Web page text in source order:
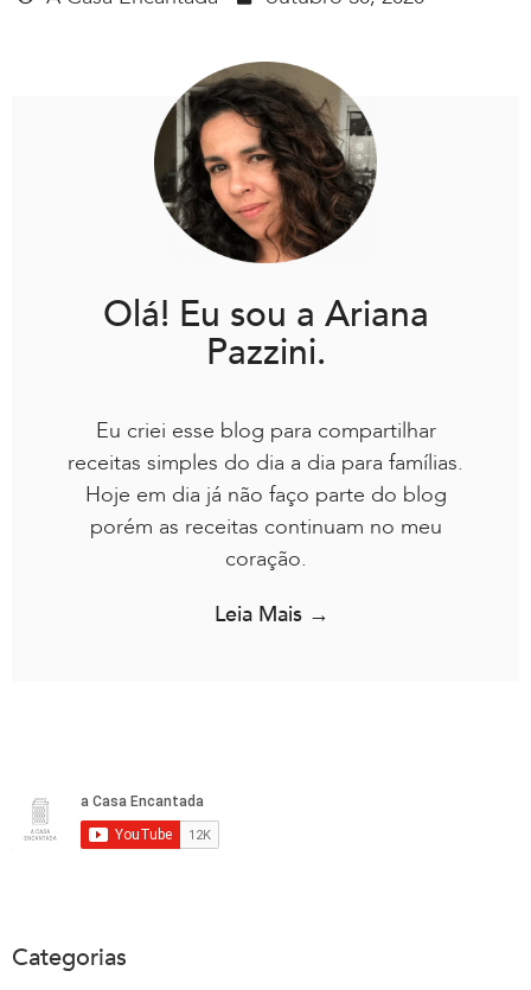
Olá! Eu sou a Ariana
Pazzini.
Eu criei esse blog para compartilhar
receitas simples do dia a dia para famílias.
Hoje em dia já não faço parte do blog
porém as receitas continuam no meu
coração.
Leia Mais →
Categorias